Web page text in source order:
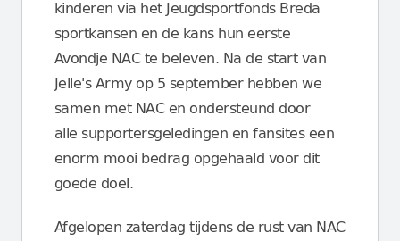
kinderen via het Jeugdsportfonds Breda
sportkansen en de kans hun eerste
Avondje NAC te beleven. Na de start van
Jelle's Army op 5 september hebben we
samen met NAC en ondersteund door
alle supportersgeledingen en fansites een
enorm mooi bedrag opgehaald voor dit
goede doel.
Afgelopen zaterdag tijdens de rust van NAC